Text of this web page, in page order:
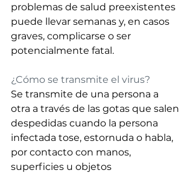
problemas de salud preexistentes
puede llevar semanas y, en casos
graves, complicarse o ser
potencialmente fatal.
¿Cómo se transmite el virus?
Se transmite de una persona a
otra a través de las gotas que salen
despedidas cuando la persona
infectada tose, estornuda o habla,
por contacto con manos,
superficies u objetos